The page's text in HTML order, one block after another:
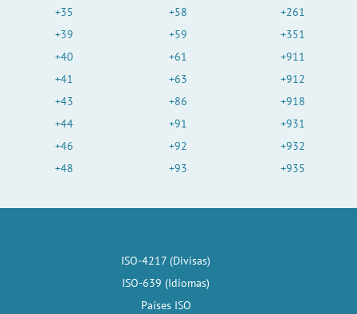
+35
+39
+40
+41
+43
+44
+46
+48
+58
+59
+61
+63
+86
+91
+92
+93
+261
+351
+911
+912
+918
+931
+932
+935
ISO-4217 (Divisas)
ISO-639 (Idiomas)
Países ISO